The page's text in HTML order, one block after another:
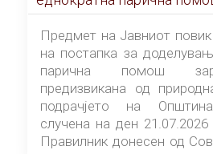
штетата предизвикана од природната
непогода на подрачјето
Центар-Скопје случена на ден 21.07.2026
година
Предмет на Јавниот
на постапка за
парична помош
предизвикана од
подрачјето на
случена на ден
Правилник донесен од